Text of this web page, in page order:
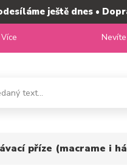
ještě dnes •
Více
příze (macrame i